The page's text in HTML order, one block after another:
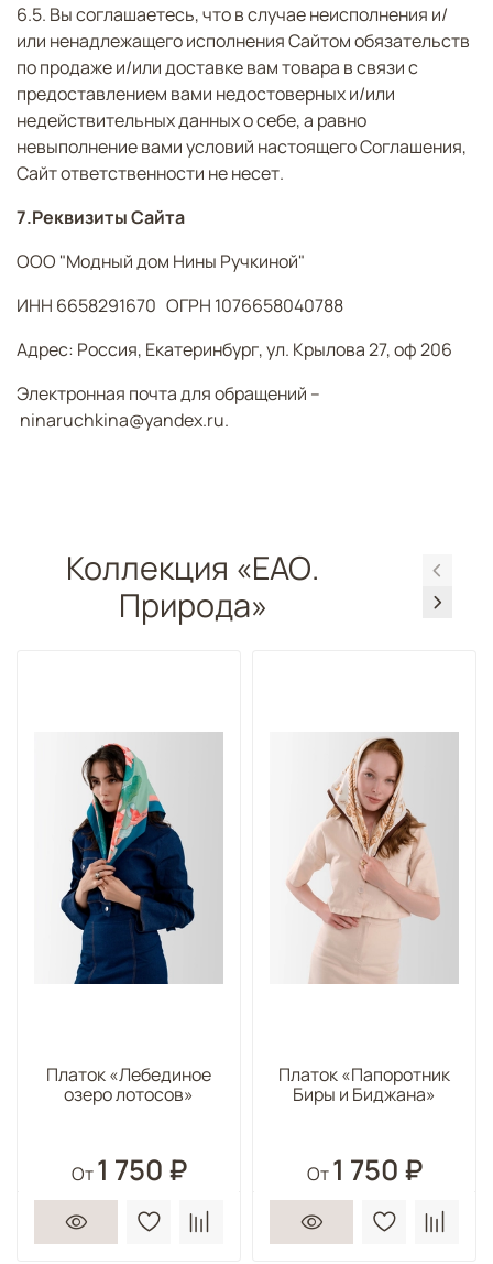
6.5. Вы соглашаетесь, что в случае неисполнения и/
или ненадлежащего исполнения Сайтом обязательств
по продаже и/или доставке вам товара в связи с
предоставлением вами недостоверных и/или
недействительных данных о себе, а равно
невыполнение вами условий настоящего Соглашения,
Сайт ответственности не несет.
7.Реквизиты Сайта
ООО "Модный дом Нины Ручкиной"
ИНН 6658291670 ОГРН 1076658040788
Адрес: Россия, Екатеринбург, ул. Крылова 27, оф 206
Электронная почта для обращений –
ninaruchkina@yandex.ru.
Коллекция «ЕАО.
Природа»
Платок «Лебединое
озеро лотосов»
От 1 750 ₽
Платок «Папоротник
Биры и Биджана»
От 1 750 ₽